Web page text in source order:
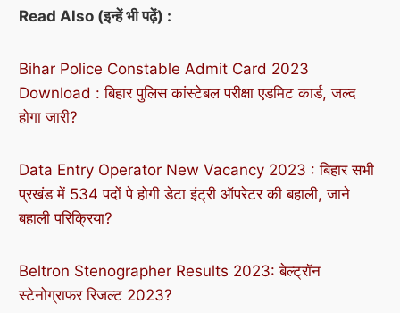
Read Also (इन्हें भी पढ़ें) :
Bihar Police Constable Admit Card 2023
Download : बिहार पुलिस कांस्टेबल परीक्षा एडमिट कार्ड, जल्द
होगाजारी?
Data Entry Operator New Vacancy 2023 : बिहार सभी
प्रखंड में 534 पदों पे होगी डेटा इंट्री ऑपरेटर की बहाली, जाने
बहाली परिक्रिया?
Beltron Stenographer Results 2023: बेल्ट्रॉन
स्टेनोग्राफररिजल्ट 2023?